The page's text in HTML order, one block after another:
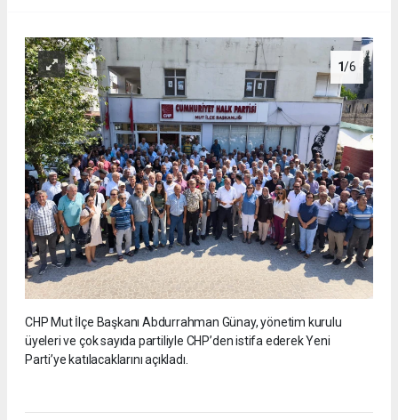
1/6
CHP Mut İlçe Başkanı Abdurrahman Günay, yönetim kurulu
üyeleri ve çok sayıda partiliyle CHP’den istifa ederek Yeni
Parti’ye katılacaklarını açıkladı.